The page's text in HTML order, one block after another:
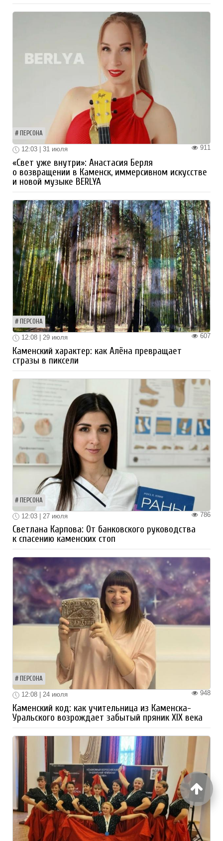
ПЕРСОНА
911
12:03 | 31 июля
«Свет уже внутри»: Анастасия Берля
о возвращении в Каменск, иммерсивном искусстве
и новой музыке BERLYA
ПЕРСОНА
607
12:08 | 29 июля
Каменский характер: как Алёна превращает
стразы в пиксели
ПЕРСОНА
786
12:03 | 27 июля
Светлана Карпова: От банковского руководства
к спасению каменских стоп
ПЕРСОНА
948
12:08 | 24 июля
Каменский код: как учительница из Каменска-
Уральского возрождает забытый пряник XIX века